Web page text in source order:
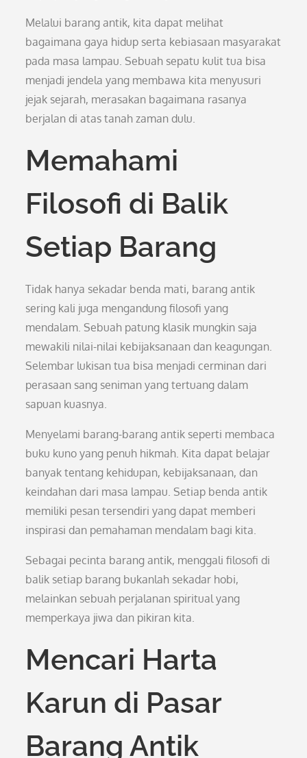
Melalui barang antik, kita dapat melihat
bagaimana gaya hidup serta kebiasaan masyarakat
pada masa lampau. Sebuah sepatu kulit tua bisa
menjadi jendela yang membawa kita menyusuri
jejak sejarah, merasakan bagaimana rasanya
berjalan di atas tanah zaman dulu.
Memahami
Filosofi di Balik
Setiap Barang
Tidak hanya sekadar benda mati, barang antik
sering kali juga mengandung filosofi yang
mendalam. Sebuah patung klasik mungkin saja
mewakili nilai-nilai kebijaksanaan dan keagungan.
Selembar lukisan tua bisa menjadi cerminan dari
perasaan sang seniman yang tertuang dalam
sapuan kuasnya.
Menyelami barang-barang antik seperti membaca
buku kuno yang penuh hikmah. Kita dapat belajar
banyak tentang kehidupan, kebijaksanaan, dan
keindahan dari masa lampau. Setiap benda antik
memiliki pesan tersendiri yang dapat memberi
inspirasi dan pemahaman mendalam bagi kita.
Sebagai pecinta barang antik, menggali filosofi di
balik setiap barang bukanlah sekadar hobi,
melainkan sebuah perjalanan spiritual yang
memperkaya jiwa dan pikiran kita.
Mencari Harta
Karun di Pasar
Barang Antik